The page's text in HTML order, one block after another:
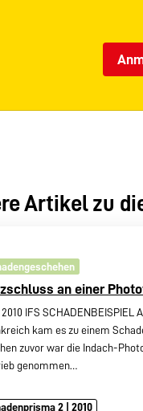
Artikel zu
an einer
IFS SCHADENBEISPIEL
kam es zu einem
zuvor war die Indach-
genommen…
2 | 2010